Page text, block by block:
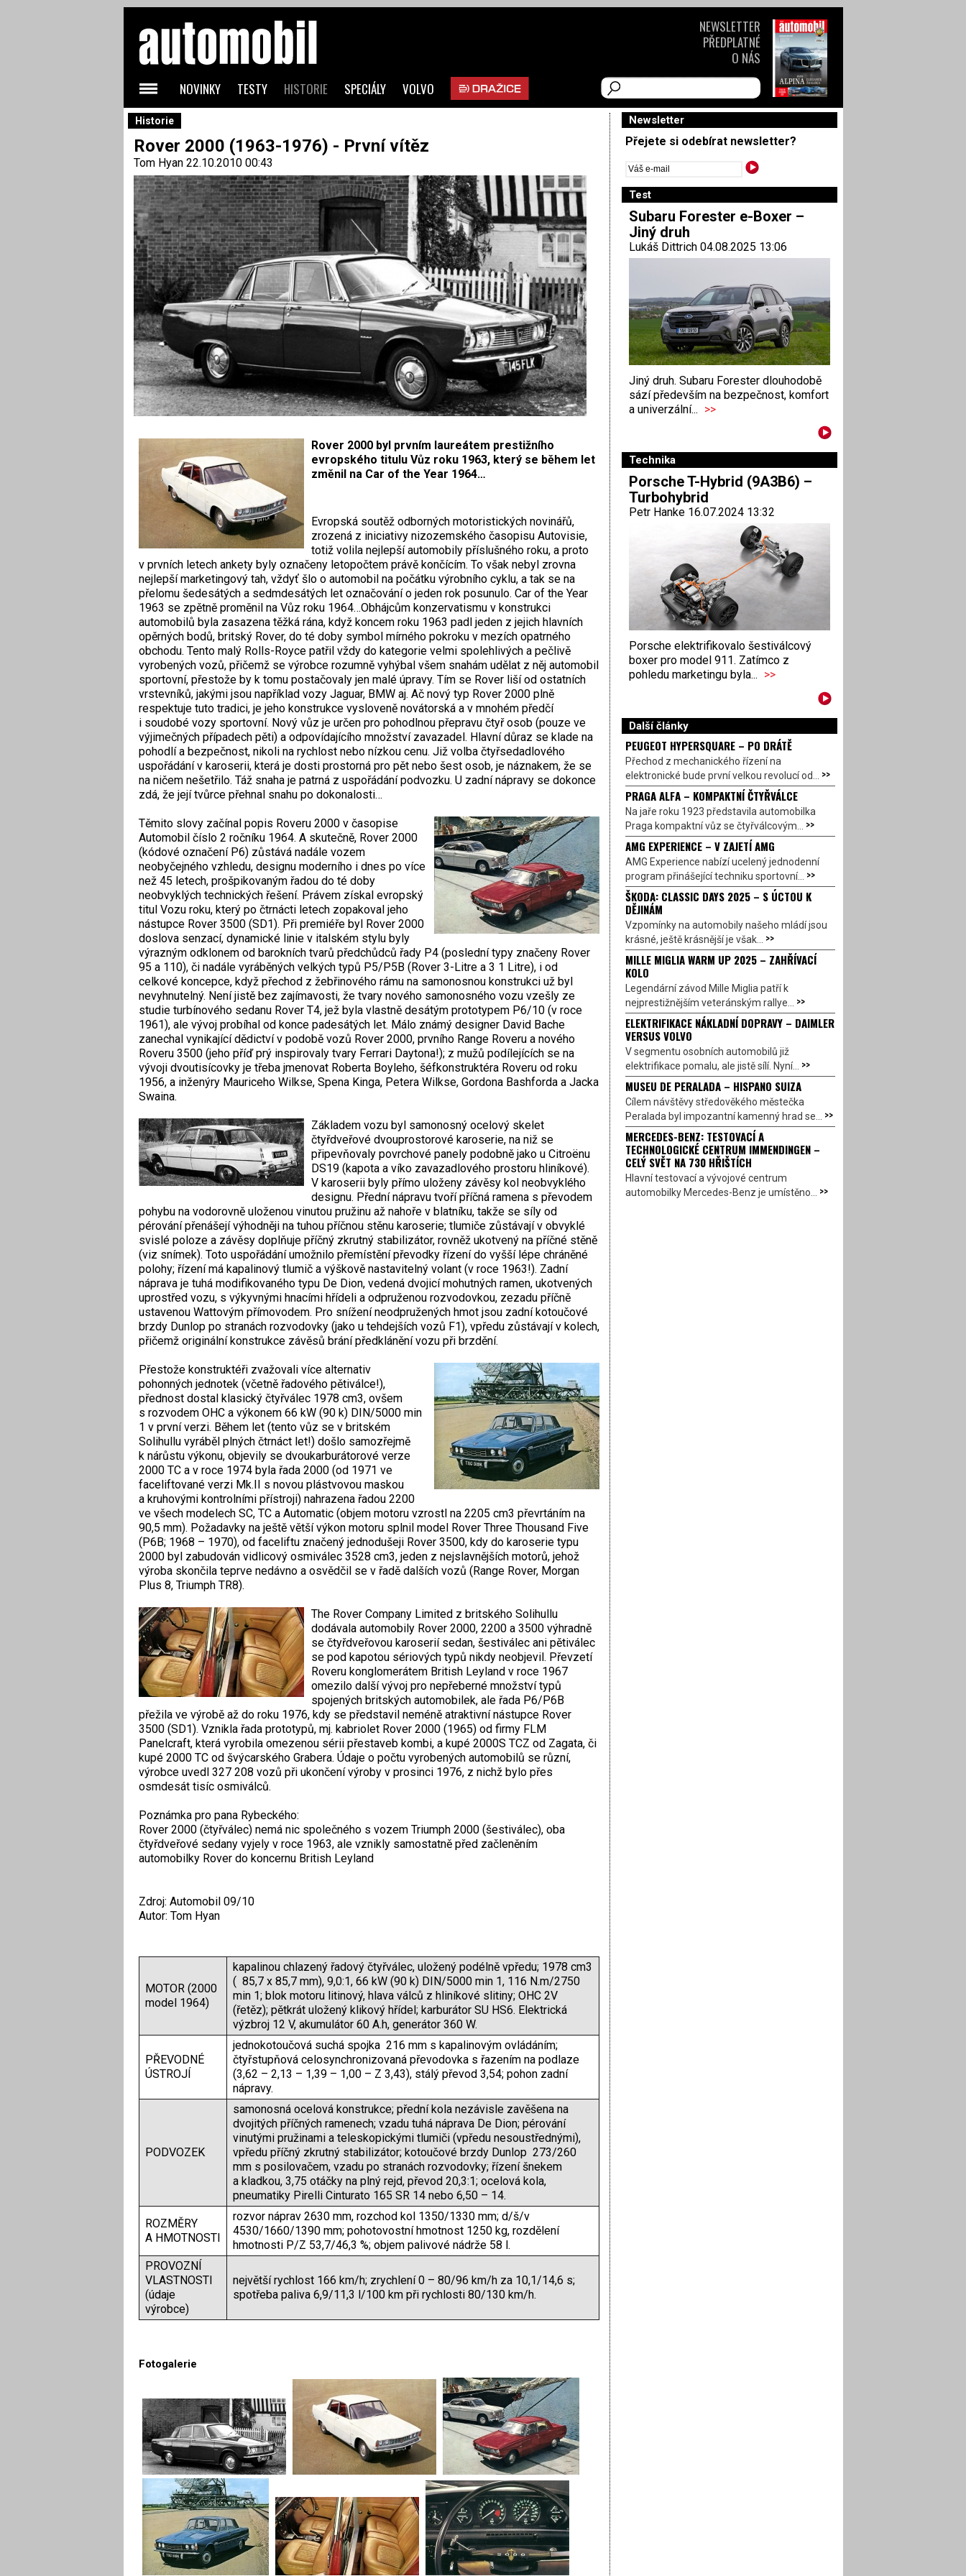
Historie
Rover 2000 (1963-1976) - První vítěz
Tom Hyan22.10.2010 00:43
Rover 2000 byl prvním laureátem prestižního
evropského titulu Vůz roku 1963, který se během let
změnil na Car of the Year 1964…
Evropská soutěž odborných motoristických novinářů,
zrozená z iniciativy nizozemského časopisu Autovisie,
totiž volila nejlepší automobily příslušného roku, a proto
v prvních letech ankety byly označeny letopočtem právě končícím. To však nebyl zrovna
nejlepší marketingový tah, vždyť šlo o automobil na počátku výrobního cyklu, a tak se na
přelomu šedesátých a sedmdesátých let označování o jeden rok posunulo. Car of the Year
1963 se zpětně proměnil na Vůz roku 1964…Obhájcům konzervatismu v konstrukci
automobilů byla zasazena těžká rána, když koncem roku 1963 padl jeden z jejich hlavních
opěrných bodů, britský Rover, do té doby symbol mírného pokroku v mezích opatrného
obchodu. Tento malý Rolls-Royce patřil vždy do kategorie velmi spolehlivých a pečlivě
vyrobených vozů, přičemž se výrobce rozumně vyhýbal všem snahám udělat z něj automobil
sportovní, přestože by k tomu postačovaly jen malé úpravy. Tím se Rover liší od ostatních
vrstevníků, jakými jsou například vozy Jaguar, BMW aj. Ač nový typ Rover 2000 plně
respektuje tuto tradici, je jeho konstrukce vysloveně novátorská a v mnohém předčí
i soudobé vozy sportovní. Nový vůz je určen pro pohodlnou přepravu čtyř osob (pouze ve
výjimečných případech pěti) a odpovídajícího množství zavazadel. Hlavní důraz se klade na
pohodlí a bezpečnost, nikoli na rychlost nebo nízkou cenu. Již volba čtyřsedadlového
uspořádání v karoserii, která je dosti prostorná pro pět nebo šest osob, je náznakem, že se
na ničem nešetřilo. Táž snaha je patrná z uspořádání podvozku. U zadní nápravy se dokonce
zdá, že její tvůrce přehnal snahu po dokonalosti…
Těmito slovy začínal popis Roveru 2000 v časopise
Automobil číslo 2 ročníku 1964. A skutečně, Rover 2000
(kódové označení P6) zůstává nadále vozem
neobyčejného vzhledu, designu moderního i dnes po více
než 45 letech, prošpikovaným řadou do té doby
neobvyklých technických řešení. Právem získal evropský
titul Vozu roku, který po čtrnácti letech zopakoval jeho
nástupce Rover 3500 (SD1). Při premiéře byl Rover 2000
doslova senzací, dynamické linie v italském stylu byly
výrazným odklonem od barokních tvarů předchůdců řady P4 (poslední typy značeny Rover
95 a 110), či nadále vyráběných velkých typů P5/P5B (Rover 3-Litre a 3 1 Litre), i od
celkové koncepce, když přechod z žebřinového rámu na samonosnou konstrukci už byl
nevyhnutelný. Není jistě bez zajímavosti, že tvary nového samonosného vozu vzešly ze
studie turbínového sedanu Rover T4, jež byla vlastně desátým prototypem P6/10 (v roce
1961), ale vývoj probíhal od konce padesátých let. Málo známý designer David Bache
zanechal vynikající dědictví v podobě vozů Rover 2000, prvního Range Roveru a nového
Roveru 3500 (jeho příď prý inspirovaly tvary Ferrari Daytona!); z mužů podílejících se na
vývoji dvoutisícovky je třeba jmenovat Roberta Boyleho, šéfkonstruktéra Roveru od roku
1956, a inženýry Mauriceho Wilkse, Spena Kinga, Petera Wilkse, Gordona Bashforda a Jacka
Swaina.
Základem vozu byl samonosný ocelový skelet
čtyřdveřové dvouprostorové karoserie, na niž se
připevňovaly povrchové panely podobně jako u Citroënu
DS19 (kapota a víko zavazadlového prostoru hliníkové).
V karoserii byly přímo uloženy závěsy kol neobvyklého
designu. Přední nápravu tvoří příčná ramena s převodem
pohybu na vodorovně uloženou vinutou pružinu až nahoře v blatníku, takže se síly od
pérování přenášejí výhodněji na tuhou příčnou stěnu karoserie; tlumiče zůstávají v obvyklé
svislé poloze a závěsy doplňuje příčný zkrutný stabilizátor, rovněž ukotvený na příčné stěně
(viz snímek). Toto uspořádání umožnilo přemístění převodky řízení do vyšší lépe chráněné
polohy; řízení má kapalinový tlumič a výškově nastavitelný volant (v roce 1963!). Zadní
náprava je tuhá modifikovaného typu De Dion, vedená dvojicí mohutných ramen, ukotvených
uprostřed vozu, s výkyvnými hnacími hřídeli a odpruženou rozvodovkou, zezadu příčně
ustavenou Wattovým přímovodem. Pro snížení neodpružených hmot jsou zadní kotoučové
brzdy Dunlop po stranách rozvodovky (jako u tehdejších vozů F1), vpředu zůstávají v kolech,
přičemž originální konstrukce závěsů brání předklánění vozu při brzdění.
Přestože konstruktéři zvažovali více alternativ
pohonných jednotek (včetně řadového pětiválce!),
přednost dostal klasický čtyřválec 1978 cm3, ovšem
s rozvodem OHC a výkonem 66 kW (90 k) DIN/5000 min
1 v první verzi. Během let (tento vůz se v britském
Solihullu vyráběl plných čtrnáct let!) došlo samozřejmě
k nárůstu výkonu, objevily se dvoukarburátorové verze
2000 TC a v roce 1974 byla řada 2000 (od 1971 ve
faceliftované verzi Mk.II s novou plástvovou maskou
a kruhovými kontrolními přístroji) nahrazena řadou 2200
ve všech modelech SC, TC a Automatic (objem motoru vzrostl na 2205 cm3 převrtáním na
90,5 mm). Požadavky na ještě větší výkon motoru splnil model Rover Three Thousand Five
(P6B; 1968 – 1970), od faceliftu značený jednodušeji Rover 3500, kdy do karoserie typu
2000 byl zabudován vidlicový osmiválec 3528 cm3, jeden z nejslavnějších motorů, jehož
výroba skončila teprve nedávno a osvědčil se v řadě dalších vozů (Range Rover, Morgan
Plus 8, Triumph TR8).
The Rover Company Limited z britského Solihullu
dodávala automobily Rover 2000, 2200 a 3500 výhradně
se čtyřdveřovou karoserií sedan, šestiválec ani pětiválec
se pod kapotou sériových typů nikdy neobjevil. Převzetí
Roveru konglomerátem British Leyland v roce 1967
omezilo další vývoj pro nepřeberné množství typů
spojených britských automobilek, ale řada P6/P6B
přežila ve výrobě až do roku 1976, kdy se představil neméně atraktivní nástupce Rover
3500 (SD1). Vznikla řada prototypů, mj. kabriolet Rover 2000 (1965) od firmy FLM
Panelcraft, která vyrobila omezenou sérii přestaveb kombi, a kupé 2000S TCZ od Zagata, či
kupé 2000 TC od švýcarského Grabera. Údaje o počtu vyrobených automobilů se různí,
výrobce uvedl 327 208 vozů při ukončení výroby v prosinci 1976, z nichž bylo přes
osmdesát tisíc osmiválců.
Poznámka pro pana Rybeckého:
Rover 2000 (čtyřválec) nemá nic společného s vozem Triumph 2000 (šestiválec), oba
čtyřdveřové sedany vyjely v roce 1963, ale vznikly samostatně před začleněním
automobilky Rover do koncernu British Leyland
Zdroj: Automobil 09/10
Autor: Tom Hyan
MOTOR (2000
model 1964)
kapalinou chlazený řadový čtyřválec, uložený podélně vpředu; 1978 cm3
( 85,7 x 85,7 mm), 9,0:1, 66 kW (90 k) DIN/5000 min 1, 116 N.m/2750
min 1; blok motoru litinový, hlava válců z hliníkové slitiny; OHC 2V
(řetěz); pětkrát uložený klikový hřídel; karburátor SU HS6. Elektrická
výzbroj 12 V, akumulátor 60 A.h, generátor 360 W.
PŘEVODNÉ
ÚSTROJÍ
jednokotoučová suchá spojka 216 mm s kapalinovým ovládáním;
čtyřstupňová celosynchronizovaná převodovka s řazením na podlaze
(3,62 – 2,13 – 1,39 – 1,00 – Z 3,43), stálý převod 3,54; pohon zadní
nápravy.
PODVOZEK
samonosná ocelová konstrukce; přední kola nezávisle zavěšena na
dvojitých příčných ramenech; vzadu tuhá náprava De Dion; pérování
vinutými pružinami a teleskopickými tlumiči (vpředu nesoustřednými),
vpředu příčný zkrutný stabilizátor; kotoučové brzdy Dunlop 273/260
mm s posilovačem, vzadu po stranách rozvodovky; řízení šnekem
a kladkou, 3,75 otáčky na plný rejd, převod 20,3:1; ocelová kola,
pneumatiky Pirelli Cinturato 165 SR 14 nebo 6,50 – 14.
ROZMĚRY
A HMOTNOSTI
rozvor náprav 2630 mm, rozchod kol 1350/1330 mm; d/š/v
4530/1660/1390 mm; pohotovostní hmotnost 1250 kg, rozdělení
hmotnosti P/Z 53,7/46,3 %; objem palivové nádrže 58 l.
PROVOZNÍ
VLASTNOSTI
(údaje
výrobce)
největší rychlost 166 km/h; zrychlení 0 – 80/96 km/h za 10,1/14,6 s;
spotřeba paliva 6,9/11,3 l/100 km při rychlosti 80/130 km/h.
Fotogalerie
Newsletter
Přejete si odebírat newsletter?
Test
Subaru Forester e-Boxer –
Jiný druh
Lukáš Dittrich 04.08.2025 13:06
Jiný druh. Subaru Forester dlouhodobě
sází především na bezpečnost, komfort
a univerzální... >>
Technika
Porsche T-Hybrid (9A3B6) –
Turbohybrid
Petr Hanke 16.07.2024 13:32
Porsche elektrifikovalo šestiválcový
boxer pro model 911. Zatímco z
pohledu marketingu byla... >>
Další články
PEUGEOT HYPERSQUARE – PO DRÁTĚ
Přechod z mechanického řízení na
elektronické bude první velkou revolucí od... >>
PRAGA ALFA – KOMPAKTNÍ ČTYŘVÁLCE
Na jaře roku 1923 představila automobilka
Praga kompaktní vůz se čtyřválcovým... >>
AMG EXPERIENCE – V ZAJETÍ AMG
AMG Experience nabízí ucelený jednodenní
program přinášející techniku sportovní... >>
ŠKODA: CLASSIC DAYS 2025 – S ÚCTOU K
DĚJINÁM
Vzpomínky na automobily našeho mládí jsou
krásné, ještě krásnější je však... >>
MILLE MIGLIA WARM UP 2025 – ZAHŘÍVACÍ
KOLO
Legendární závod Mille Miglia patří k
nejprestižnějším veteránským rallye... >>
ELEKTRIFIKACE NÁKLADNÍ DOPRAVY – DAIMLER
VERSUS VOLVO
V segmentu osobních automobilů již
elektrifikace pomalu, ale jistě sílí. Nyní... >>
MUSEU DE PERALADA – HISPANO SUIZA
Cílem návštěvy středověkého městečka
Peralada byl impozantní kamenný hrad se... >>
MERCEDES-BENZ: TESTOVACÍ A
TECHNOLOGICKÉ CENTRUM IMMENDINGEN –
CELÝ SVĚT NA 730 HŘIŠTÍCH
Hlavní testovací a vývojové centrum
automobilky Mercedes-Benz je umístěno... >>
NOVINKY TESTY HISTORIE SPECIÁLY VOLVO
NEWSLETTER
PŘEDPLATNÉ
O NÁS